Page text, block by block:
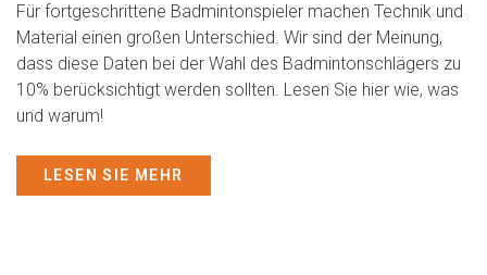
Für fortgeschrittene Badmintonspieler machen Technik und
Material einen großen Unterschied. Wir sind der Meinung,
dass diese Daten bei der Wahl des Badmintonschlägers zu
10% berücksichtigt werden sollten. Lesen Sie hier wie, was
und warum!
LESEN SIE MEHR